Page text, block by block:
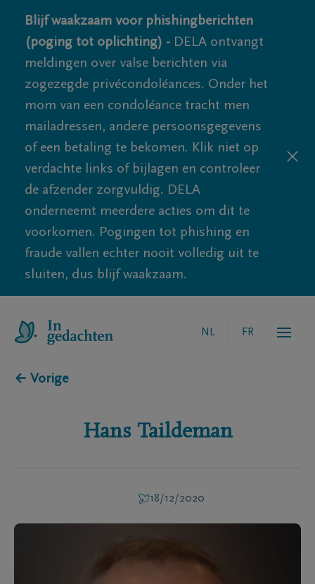
Blijf waakzaam voor phishingberichten
(poging tot oplichting) - DELA ontvangt
meldingen over valse berichten via
zogezegde privécondoléances. Onder het
mom van een condoléance tracht men
mailadressen, andere persoonsgegevens
of een betaling te bekomen. Klik niet op
verdachte links of bijlagen en controleer
de afzender zorgvuldig. DELA
onderneemt meerdere acties om dit te
voorkomen. Pogingen tot phishing en
fraude vallen echter nooit volledig uit te
sluiten, dus blijf waakzaam.
NL FR
← Vorige
Hans Taildeman
18/12/2020